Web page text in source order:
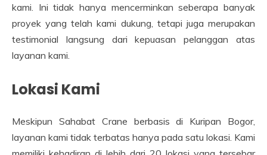
kami. Ini tidak hanya mencerminkan seberapa banyak
proyek yang telah kami dukung, tetapi juga merupakan
testimonial langsung dari kepuasan pelanggan atas
layanan kami.
Lokasi Kami
Meskipun Sahabat Crane berbasis di Kuripan Bogor,
layanan kami tidak terbatas hanya pada satu lokasi. Kami